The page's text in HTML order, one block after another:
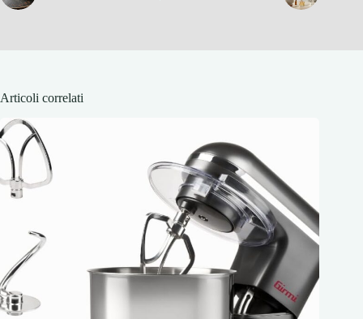
Articoli correlati